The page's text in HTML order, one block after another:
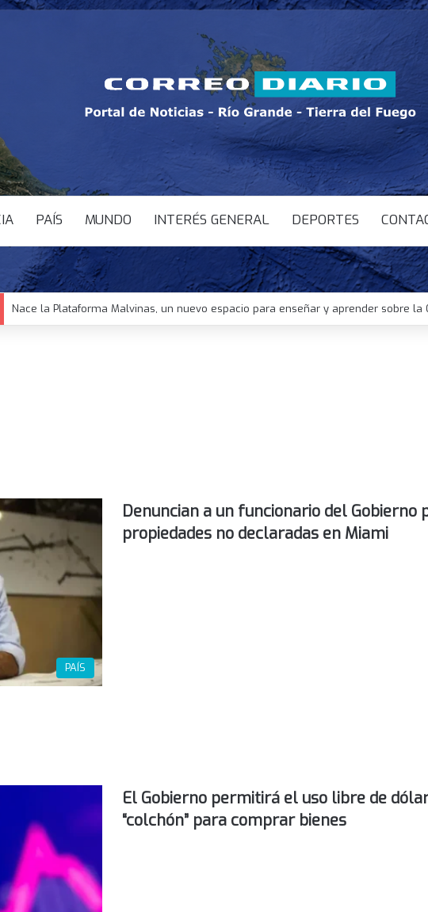
PAÍS MUNDO INTERÉS GENERAL DEPORTES
Nace la Plataforma Malvinas, un nuevo espacio para enseñar y aprender sobre la
PAÍS
Denuncian a un funcionario del Gobierno
propiedades no declaradas en Miami
El Gobierno permitirá el uso libre de
“colchón” para comprar bienes